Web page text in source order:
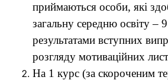
приймаються особи, які
загальну середню освіту – 9
результатами вступних
розгляду мотиваційних
На 1 курс (за скороченим